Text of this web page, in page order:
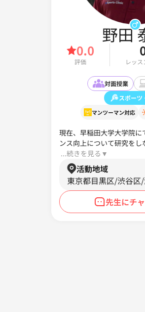
野田
0.0
評価 レッ
対面授業
スポーツ
マンツーマン対応
現在、早稲田大学大学院に
ンス向上について研究をし
...続きを見る▼
活動地域
東京都目黒区/渋谷区
先生にチ